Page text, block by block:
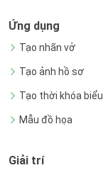
Ứng dụng
Tạo nhãn vở
Tạo ảnh hồ sơ
Tạo thời khóa biểu
Mẫu đồ họa
Giải trí